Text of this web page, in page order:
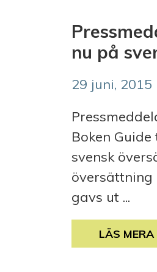
nu på
29 juni, 2015
Boken
svensk
översättning
gavs ut ...
LÄS MERA